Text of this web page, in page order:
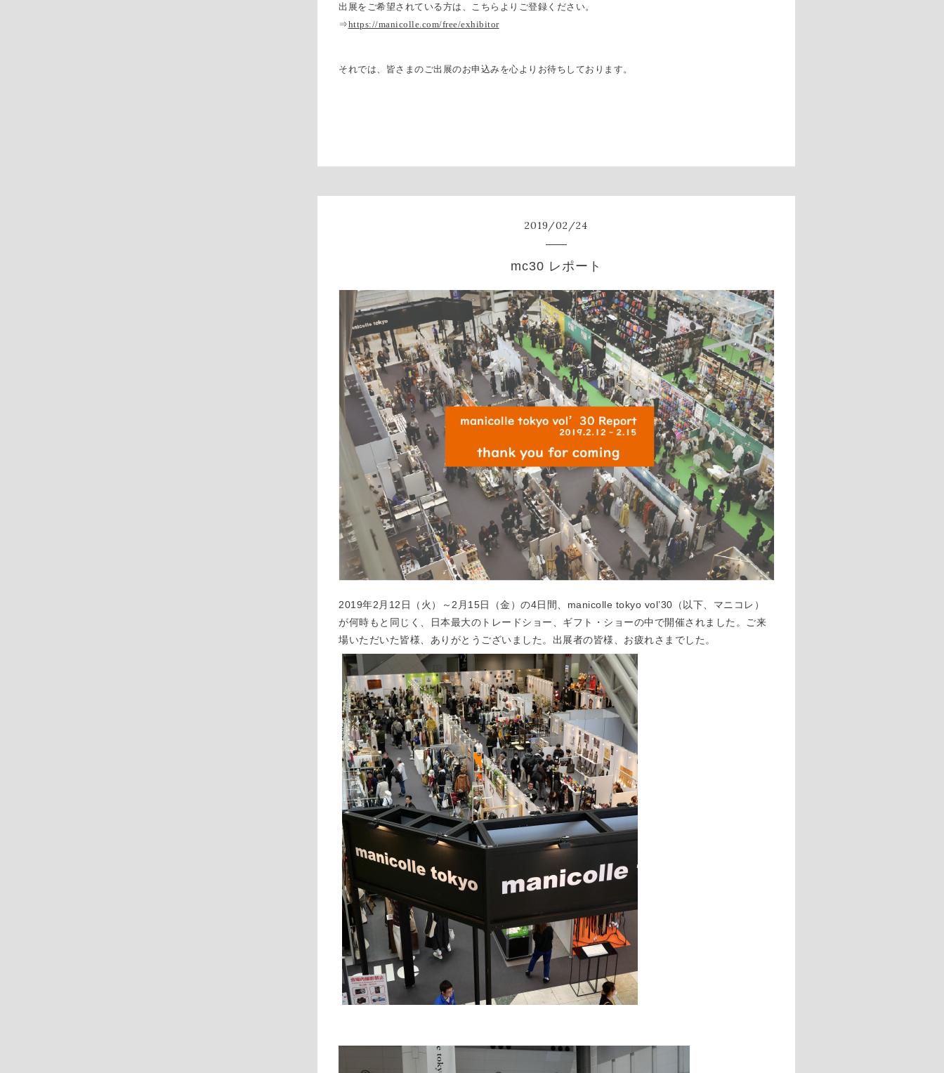
出展をご希望されている方は、こちらよりご登録ください。
⇒https://manicolle.com/free/exhibitor
それでは、皆さまのご出展のお申込みを心よりお待ちしております。
2019/02/24
mc30 レポート
2019年2 月 12 日（火）～ 2 月 15 日（金）の4 日間、 manicolle tokyo vol’30 （以下、マニコレ）
が何時もと同じく、日本最大のトレードショー、ギフト・ショーの中で開催されました。ご来
場いただいた皆様、ありがとうございました。出展者の皆様、お疲れさまでした。